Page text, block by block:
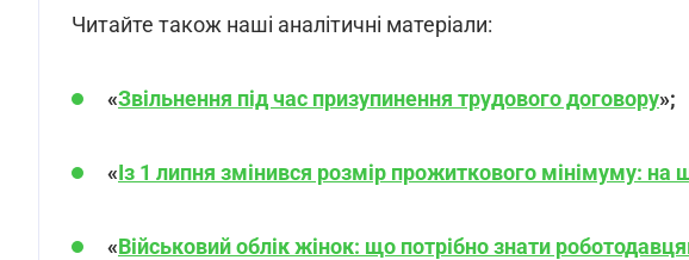
Читайте також наші аналітичні матеріали:
«Звільнення під час призупинення трудового договору»;
«Із 1 липня змінився розмір прожиткового мінімуму: на
«Військовий облік жінок: що потрібно знати